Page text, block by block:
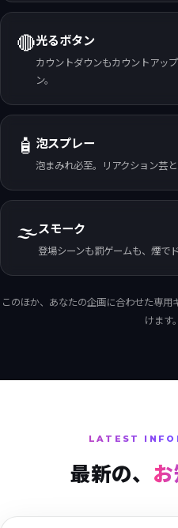
🔴光るボタン
カウントダウンもカウントアッ
ン。
🧴 泡スプレー
泡まみれ必至。リアクション芸と
🌫️スモーク
登場シーンも罰ゲームも、煙で
このほか、あなたの企画に合わせた専
けます。
LATEST
最新の、 お